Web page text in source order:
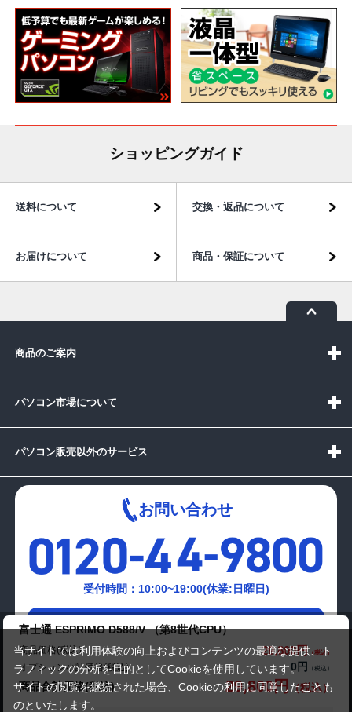
富士通 ESPRIMO D588/V （第8世代CPU）
商品価格(税込) 29,800円
オプション小計価格(税込)
0円
商品合計価格(税込)
29,800円
ショッピングガイド
送料について 交換・返品について
お届けについて 商品・保証について
商品のご案内
パソコン市場について
パソコン販売以外のサービス
お問い合わせ
受付時間：10:00~19:00(休業:日曜日)
メールでの
お問い合わせはこちら
当サイトでは利用体験の向上およびコンテンツの最適な提供、ト
ラフィックの分析を目的としてCookieを使用しています。
サイトの閲覧を継続された場合、Cookieの利用に同意したことも
のといたします。